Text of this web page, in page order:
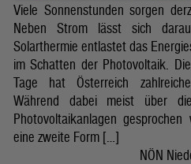
Viele Sonnenstunden sorgen
Neben Strom lässt sich
Solarthermie entlastet das
im Schatten der Photovoltaik.
Tage hat Österreich
Während dabei meist über
Photovoltaikanlagen
eine zweite Form […]
NÖN